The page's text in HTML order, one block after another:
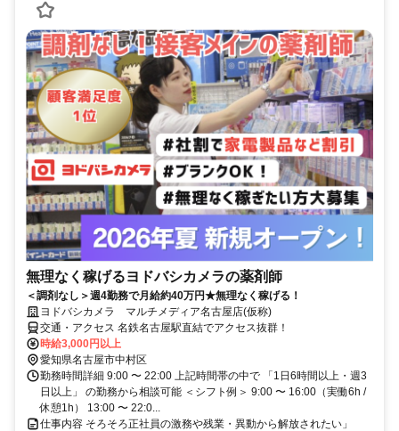
無理なく稼げるヨドバシカメラの薬剤師
＜調剤なし＞週4勤務で月給約40万円★無理なく稼げる！
ヨドバシカメラ マルチメディア名古屋店(仮称)
交通・アクセス 名鉄名古屋駅直結でアクセス抜群！
時給3,000円以上
愛知県名古屋市中村区
勤務時間詳細 9:00 〜 22:00 上記時間帯の中で 「1日6時間以上・週3
日以上」 の勤務から相談可能 ＜シフト例＞ 9:00 〜 16:00（実働6h /
休憩1h） 13:00 〜 22:0...
仕事内容 そろそろ正社員の激務や残業・異動から解放されたい」